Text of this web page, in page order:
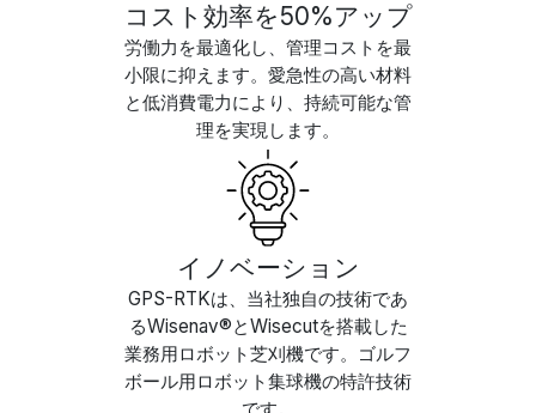
コスト効率を50%アップ
労働力を最適化し、管理コストを最
小限に抑えます。愛急性の高い材料
と低消費電力により、持続可能な管
理を実現します。
イノベーション
GPS-RTKは、当社独自の技術であ
るWisenav®とWisecutを搭載した
業務用ロボット芝刈機です。ゴルフ
ボール用ロボット集球機の特許技術
です。